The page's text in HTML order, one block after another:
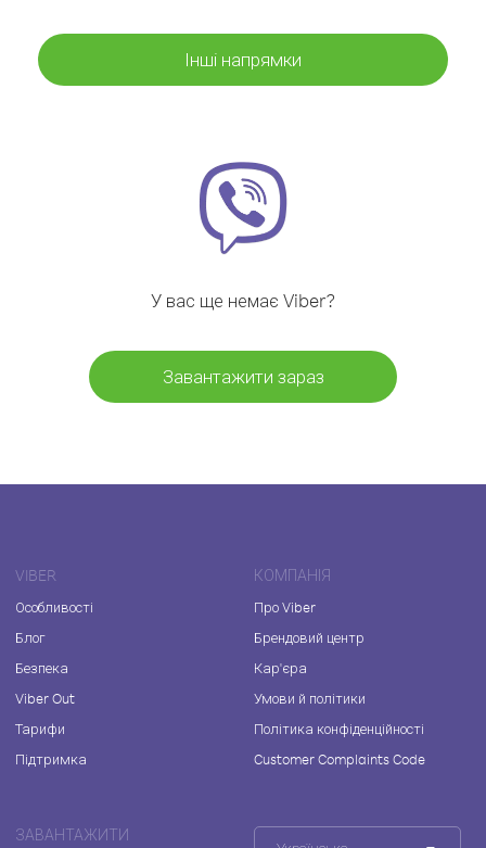
Інші напрямки
У вас ще немає Viber?
Завантажити зараз
VIBER
Особливості
Блог
Безпека
Viber Out
Тарифи
Підтримка
КОМПАНІЯ
Про Viber
Брендовий центр
Кар'єра
Умови й політики
Політика конфіденційності
Customer Complaints Code
ЗАВАНТАЖИТИ